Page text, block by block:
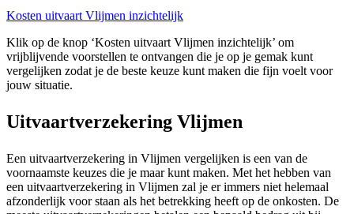
Kosten uitvaart Vlijmen inzichtelijk
Klik op de knop ‘Kosten uitvaart Vlijmen inzichtelijk’ om
vrijblijvende voorstellen te ontvangen die je op je gemak kunt
vergelijken zodat je de beste keuze kunt maken die fijn voelt voor
jouw situatie.
Uitvaartverzekering Vlijmen
Een uitvaartverzekering in Vlijmen vergelijken is een van de
voornaamste keuzes die je maar kunt maken. Met het hebben van
een uitvaartverzekering in Vlijmen zal je er immers niet helemaal
afzonderlijk voor staan als het betrekking heeft op de onkosten. De